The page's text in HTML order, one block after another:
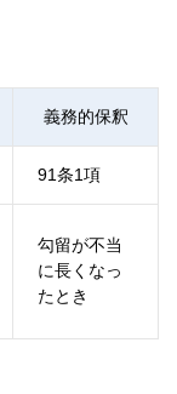
義務的保釈
91条1項
勾留が不当
に長くなっ
たとき